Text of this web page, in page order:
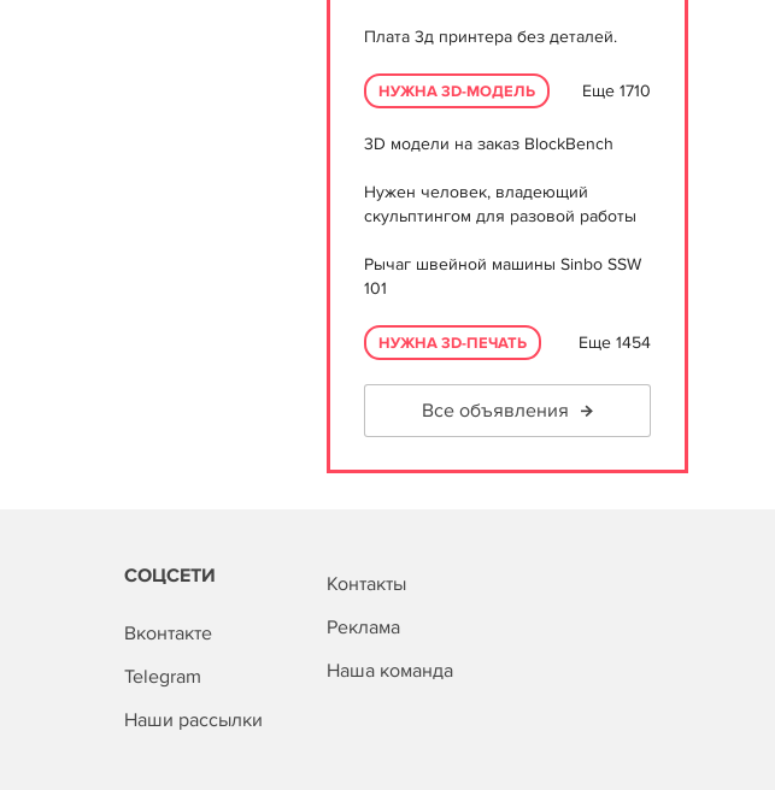
Плата 3д принтера без деталей.
НУЖНА 3D-МОДЕЛЬ Еще 1710
3D модели на заказ BlockBench
Нужен человек, владеющий
скульптингом для разовой работы
Рычаг швейной машины Sinbo SSW
101
НУЖНА 3D-ПЕЧАТЬ Еще 1454
Все объявления
СОЦСЕТИ
Вконтакте
Telegram
Наши рассылки
Контакты
Реклама
Наша команда